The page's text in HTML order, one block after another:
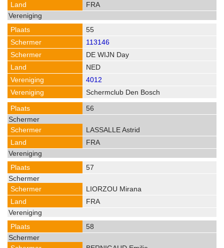
FRA
55
113146
DE WIJN Day
NED
4012
Schermclub Den Bosch
56
LASSALLE Astrid
FRA
57
LIORZOU Mirana
FRA
58